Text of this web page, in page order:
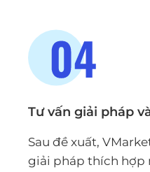
Tư vấn giải pháp
Sau đề xuất,
giải pháp thích hợp